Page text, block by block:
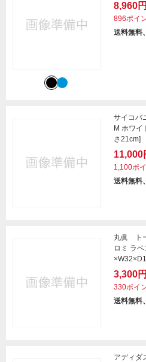
8,960円
896ポイ
送料無料
サイコバ
M ホワ
さ21cm]
11,000
1,100ポ
送料無料
丸眞 ト
ロミ ラ
3,300円
330ポイ
送料無料
アディダ